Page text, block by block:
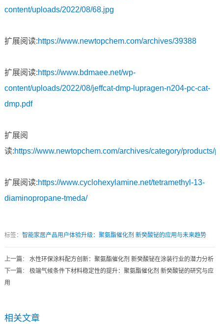
content/uploads/2022/08/68.jpg
扩展阅读:https://www.newtopchem.com/archives/39388
扩展阅读:https://www.bdmaee.net/wp-
content/uploads/2022/08/jeffcat-dmp-lupragen-n204-pc-cat-
dmp.pdf
扩展阅
读:https://www.newtopchem.com/archives/category/products/
扩展阅读:https://www.cyclohexylamine.net/tetramethyl-13-
diaminopropane-tmeda/
标签： 智能家居产品用户体验升级：聚氨酯催化剂 新癸酸铋的应用与未来趋势
上一篇： 水性环保涂料配方创新：聚氨酯催化剂 新癸酸铋在涂装行业的潜力分析
下一篇： 极端气候条件下材料稳定性的提升：聚氨酯催化剂 新癸酸铋的研究与应
用
相关文章